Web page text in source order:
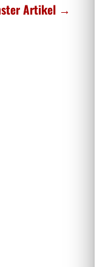
Artikel →